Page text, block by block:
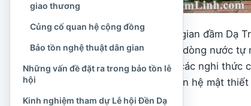
Đền nằm trong không gian đầm Dạ
đầm lầy, bãi lau sậy và dòng nước
thuyết, tín ngưỡng và các nghi thức
cuộc rước nước đều liên hệ mật
nghiệp vùng châu thổ.
giao thương
Củng cố quan hệ cộng đồng
Bảo tồn nghệ thuật dân gian
Những vấn đề đặt ra trong bảo tồn lễ
hội
Kinh nghiệm tham dự Lễ hội Đền Dạ